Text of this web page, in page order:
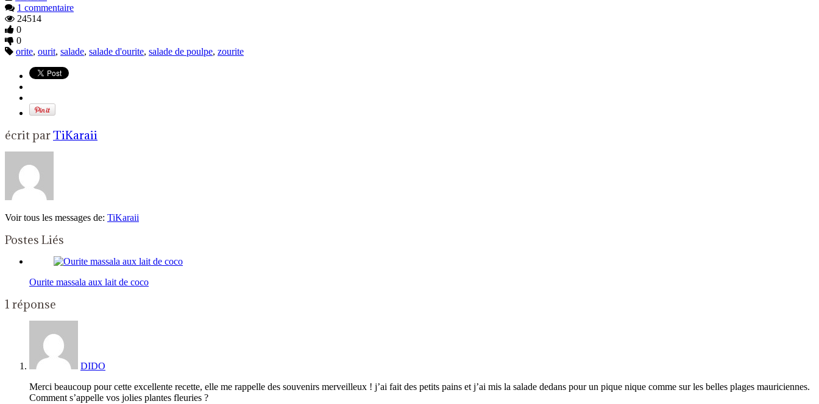
1 commentaire
24514
0
0
orite, ourit, salade, salade d'ourite, salade de poulpe, zourite
écrit parTiKaraii
Voir tous les messages de: TiKaraii
Postes Liés
Ourite massala aux lait de coco
1 réponse
DIDO
Merci beaucoup pour cette excellente recette, elle me rappelle des souvenirs merveilleux ! j’ai fait des petits pains et j’ai mis la salade dedans pour un pique nique comme sur les belles plages mauriciennes.
Comment s’appelle vos jolies plantes fleuries ?